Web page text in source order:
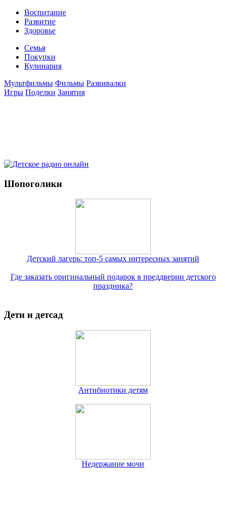
Воспитание
Развитие
Здоровье
Семья
Покупки
Кулинария
Мультфильмы Фильмы Развивалки
Игры Поделки Занятия
Шопоголики
Детский лагерь: топ-5 самых интересных занятий
Где заказать оригинальный подарок в преддверии детского
праздника?
Дети и детсад
Антибиотики детям
Недержание мочи